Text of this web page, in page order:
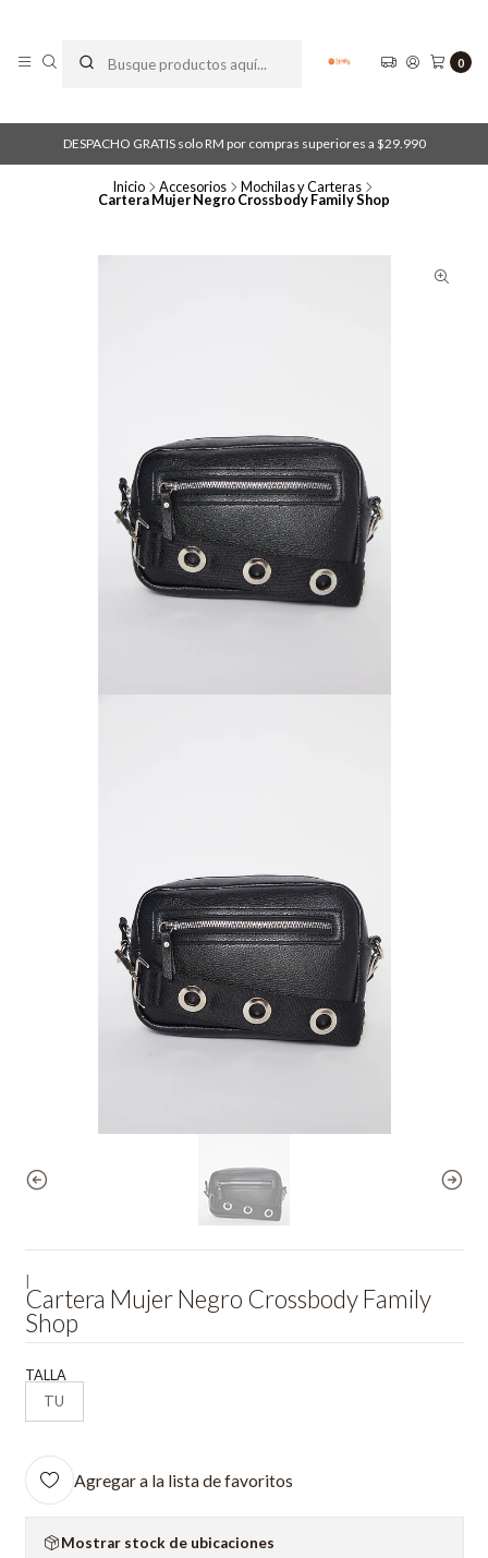
0
DESPACHO GRATIS solo RM por compras superiores a $29.990
Inicio Accesorios Mochilas y Carteras
Cartera Mujer Negro Crossbody Family Shop
Cartera Mujer Negro Crossbody Family
Shop
TALLA
TU
Agregar a la lista de favoritos
Mostrar stock de ubicaciones